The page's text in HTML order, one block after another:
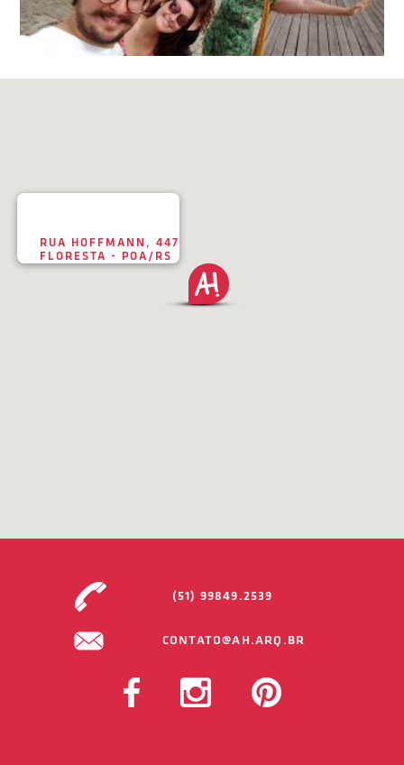
RUA HOFFMANN, 447
FLORESTA - POA/RS
(51) 99849.2539
CONTATO@AH.ARQ.BR
FACEBOOK INSTAGRAM